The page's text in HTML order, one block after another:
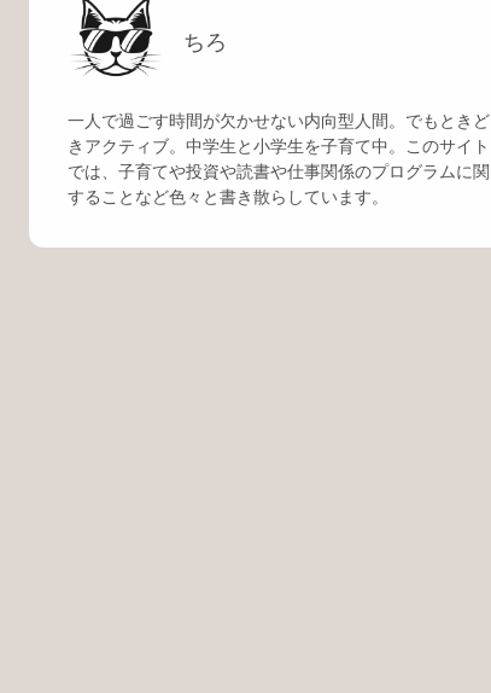
ちろ
一人で過ごす時間が欠かせない内向型人間。でもときど
きアクティブ。中学生と小学生を子育て中。このサイト
では、子育てや投資や読書や仕事関係のプログラムに関
することなど色々と書き散らしています。